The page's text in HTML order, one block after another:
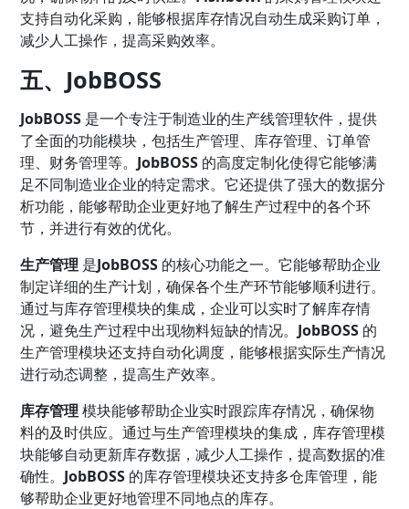
支持自动化采购，能够根据库存情况自动生成采购订单，
减少人工操作，提高采购效率。
五、JobBOSS
JobBOSS 是一个专注于制造业的生产线管理软件，提供
了全面的功能模块，包括生产管理、库存管理、订单管
理、财务管理等。 JobBOSS 的高度定制化使得它能够满
足不同制造业企业的特定需求。它还提供了强大的数据分
析功能，能够帮助企业更好地了解生产过程中的各个环
节，并进行有效的优化。
生产管理 是JobBOSS 的核心功能之一。它能够帮助企业
制定详细的生产计划，确保各个生产环节能够顺利进行。
通过与库存管理模块的集成，企业可以实时了解库存情
况，避免生产过程中出现物料短缺的情况。 JobBOSS 的
生产管理模块还支持自动化调度，能够根据实际生产情况
进行动态调整，提高生产效率。
库存管理 模块能够帮助企业实时跟踪库存情况，确保物
料的及时供应。通过与生产管理模块的集成，库存管理模
块能够自动更新库存数据，减少人工操作，提高数据的准
确性。 JobBOSS 的库存管理模块还支持多仓库管理，能
够帮助企业更好地管理不同地点的库存。